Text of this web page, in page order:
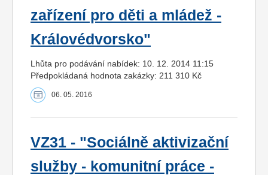
zařízení pro děti a mládež -
Královédvorsko"
Lhůta pro podávání nabídek: 10. 12. 2014 11:15
Předpokládaná hodnota zakázky: 211 310 Kč
06. 05. 2016
VZ31 - "Sociálně aktivizační
služby - komunitní práce -